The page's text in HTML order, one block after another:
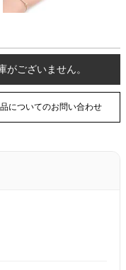
ございません。
についてのお問い合わせ